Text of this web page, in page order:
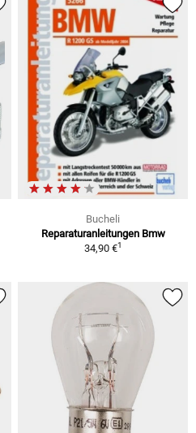
Bucheli
Reparaturanleitungen Bmw
34,90 €1